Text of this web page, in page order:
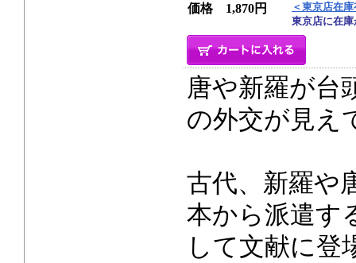
価格 1,870円
＜東京店在
東京店に在
唐や新羅が台
の外交が見え
古代、新羅や
本から派遣す
して文献に登